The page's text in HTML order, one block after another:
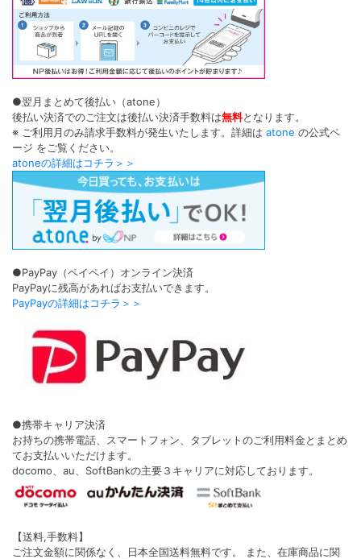
●翌月まとめて後払い（atone）
後払い決済でのご注文は後払い決済手数料は無料となります。
※ ご利用月のみ請求手数料が発生いたします。詳細は atone の公式ペ
ージ をご覧ください。
atoneの詳細はコチラ＞＞
●PayPay（ペイペイ）オンライン決済
PayPayに残高があればお支払いできます。
PayPayの詳細はコチラ＞＞
●携帯キャリア決済
お持ちの携帯電話、スマートフォン、タブレットのご利用料金とまとめ
てお支払いいただけます。
docomo、au、SoftBankの主要３キャリアに対応しております。
【送料,手数料】
ご注文金額に関係なく、日本全国送料無料です。 また、在庫商品に関